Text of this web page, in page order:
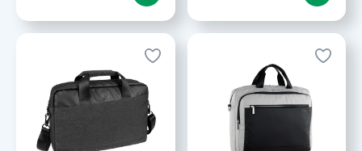
Портфель мужской
BUGATTI Universum 15,
графитовый, полиэстер
меланж/тарпаулин, 38х7х27
см, 7 л
Артикул 49392901
Портфель мужской
BUGATTI Sera, светло-
серый, полиэстер, 40х11х34
см, 15 л
Артикул 49630244
10580 ₽